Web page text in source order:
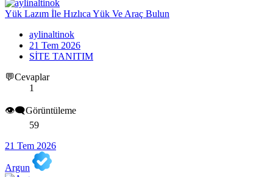
Yük Lazım İle Hızlıca Yük Ve Araç Bulun
aylinaltinok
21 Tem 2026
SİTE TANITIM
💬Cevaplar
1
👁️‍🗨️Görüntüleme
59
21 Tem 2026
Argun